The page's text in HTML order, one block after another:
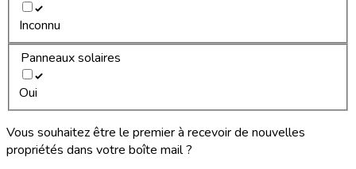
Inconnu
Panneaux solaires
Oui
Vous souhaitez être le premier à recevoir de nouvelles
propriétés dans votre boîte mail ?